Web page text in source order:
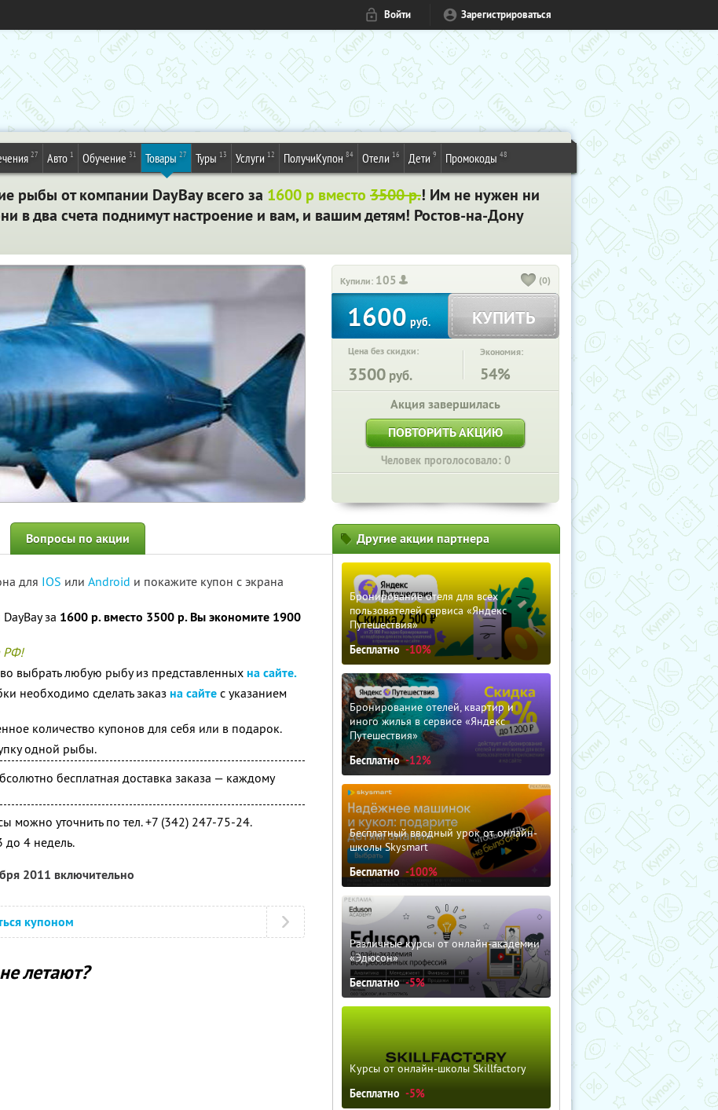
Войти Зарегистрироваться
27 Авто 1 Обучение 31 Товары 27 Туры 13 Услуги 12 ПолучиКупон 84 Отели 16 Дети 9 Промокоды 48
рыбы от компании DayBay всего за 1600 р вместо 3500 р.! Им не нужен ни
в два счета поднимут настроение и вам, и вашим детям! Ростов-на-Дону
Купили: 105 (0)
1600руб. КУПИТЬ
Цена без скидки:
3500 руб.
Экономия:
54%
Акция завершилась
ПОВТОРИТЬ АКЦИЮ
Человек проголосовало: 0
Вопросы по акции
для IOS или Android и покажите купон с экрана
за 1600 р. вместо 3500 р. Вы экономите 1900
РФ!
выбрать любую рыбу из представленных на сайте.
необходимо сделать заказ на сайте с указанием
количество купонов для себя или в подарок.
одной рыбы.
бесплатная доставка заказа — каждому
можно уточнить по тел. +7 (342) 247-75-24.
до 4 недель.
2011 включительно
купоном
летают?
Другие акции партнера
Бронирование отеля для всех
пользователей сервиса «Яндекс
Путешествия»
Бесплатно -10%
Бронирование отелей, квартир и
иного жилья в сервисе «Яндекс
Путешествия»
Бесплатно -12%
Бесплатный вводный урок от онлайн-
школы Skysmart
Бесплатно -100%
Различные курсы от онлайн-академии
«Эдюсон»
Бесплатно -5%
Курсы от онлайн-школы Skillfactory
Бесплатно -5%